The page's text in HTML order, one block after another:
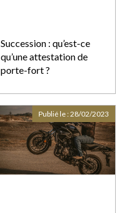
Succession : qu’est-ce
qu’une attestation de
porte-fort ?
Publié le :28/02/2023